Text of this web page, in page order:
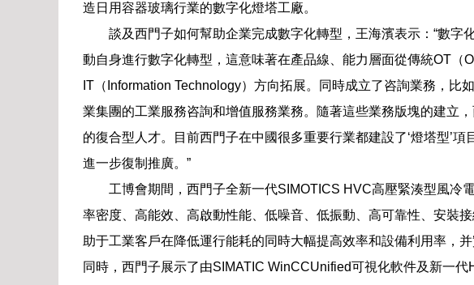
造日用容器玻璃行業的數字化燈塔工廠。
談及西門子如何幫助企業完成數字化轉型，王海濱表示：“數字
動自身進行數字化轉型，這意味著在產品線、能力層面從傳統OT（
IT（Information Technology）方向拓展。同時成立了咨詢業務，比
業集團的工業服務咨詢和增值服務業務。隨著這些業務版塊的建立
的復合型人才。目前西門子在中國很多重要行業都建設了‘燈塔型’項
進一步復制推廣。”
工博會期間，西門子全新一代SIMOTICS HVC高壓緊湊型風冷
率密度、高能效、高啟動性能、低噪音、低振動、高可靠性、安裝
助于工業客戶在降低運行能耗的同時大幅提高效率和設備利用率，
同時，西門子展示了由SIMATIC WinCCUnified可視化軟件及新一